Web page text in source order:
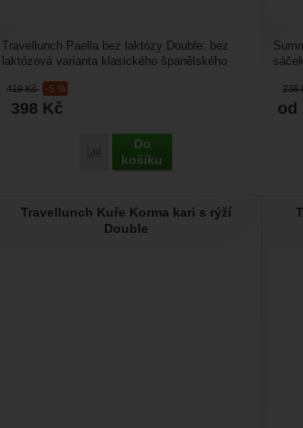
419Kč -5 %
398 Kč
Přidat 'Travellunch Paella bez
Do
košíku
Travellunch Paella bez laktózy Double: bez
laktózová varianta klasického španělského
236
od
Travellunch Kuře Korma kari s rýží
Double